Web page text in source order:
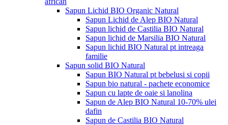
Sapun Lichid BIO Organic Natural
Sapun Lichid de Alep BIO Natural
Sapun lichid de Castilia BIO Natural
Sapun lichid de Marsilia BIO Natural
Sapun lichid BIO Natural pt intreaga
familie
Sapun solid BIO Natural
Sapun BIO Natural pt bebelusi si copii
Sapun bio natural - pachete economice
Sapun cu lapte de oaie si lanolina
Sapun de Alep BIO Natural 10-70% ulei
dafin
Sapun de Castilia BIO Natural